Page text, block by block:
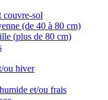
couvre-sol
(de 40 à 80 cm)
(plus de 80 cm)
ou hiver
et/ou frais